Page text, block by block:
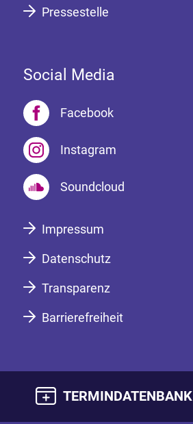
Pressestelle
Social Media
Facebook
Instagram
Soundcloud
Impressum
Datenschutz
Transparenz
Barrierefreiheit
TERMINDATENBANK